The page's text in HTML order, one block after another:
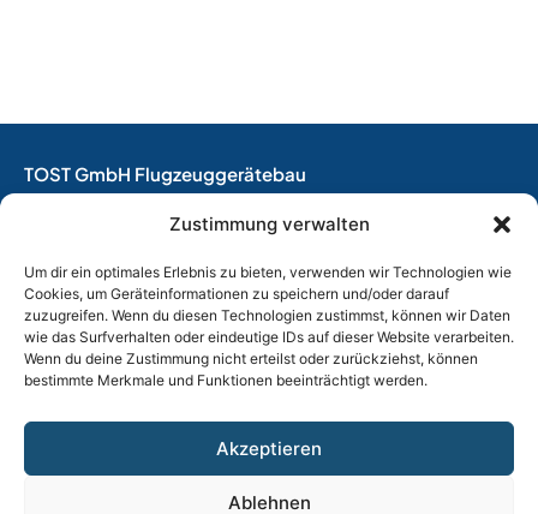
Zustimmung verwalten
Um dir ein optimales Erlebnis zu bieten, verwenden wir Technologien wie
Cookies, um Geräteinformationen zu speichern und/oder darauf
zuzugreifen. Wenn du diesen Technologien zustimmst, können wir Daten
wie das Surfverhalten oder eindeutige IDs auf dieser Website verarbeiten.
Wenn du deine Zustimmung nicht erteilst oder zurückziehst, können
bestimmte Merkmale und Funktionen beeinträchtigt werden.
Akzeptieren
Ablehnen
TOST GmbH Flugzeuggerätebau
EASA Instandhaltungsbetrieb
Thalkirchner Straße 62
80337 München
Tel. +49(0)89 544 599 0
E-Mail:info@tost.de
Montag – Donnerstag: 8:00 – 17:00 Uhr
Freitag: 8:00 – 15:00 Uhr